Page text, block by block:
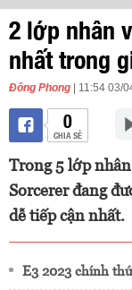
2 lớp nhân
nhất trong
Đông Phong | 11:54 03/
0
CHIA SẺ
Trong 5 lớp
Sorcerer đang
dễ tiếp cận nhất.
E3 2023 chính